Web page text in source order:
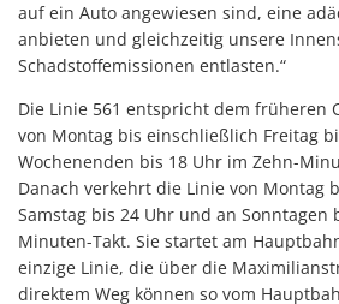
auf ein Auto angewiesen sind, eine
anbieten und gleichzeitig unsere
Schadstoffemissionen entlasten.“
Die Linie 561 entspricht dem früheren
von Montag bis einschließlich Freitag
Wochenenden bis 18 Uhr im Zehn-
Danach verkehrt die Linie von Montag
Samstag bis 24 Uhr und an Sonntagen
Minuten-Takt. Sie startet am
einzige Linie, die über die
direktem Weg können so vom